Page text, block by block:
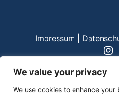
We value your privacy
We use cookies to enhance your
Impressum